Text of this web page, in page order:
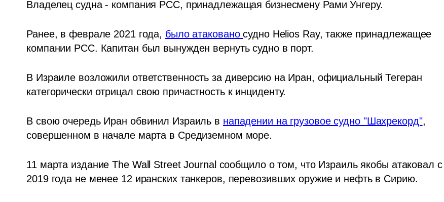
Владелец судна - компания PCC, принадлежащая бизнесмену Рами Унгеру.
Ранее, в феврале 2021 года, было атаковано судно Helios Ray, также принадлежащее
компании PCC. Капитан был вынужден вернуть судно в порт.
В Израиле возложили ответственность за диверсию на Иран, официальный Тегеран
категорически отрицал свою причастность к инциденту.
В свою очередь Иран обвинил Израиль в нападении на грузовое судно "Шахрекорд",
совершенном в начале марта в Средиземном море.
11 марта издание The Wall Street Journal сообщило о том, что Израиль якобы атаковал с
2019 года не менее 12 иранских танкеров, перевозивших оружие и нефть в Сирию.